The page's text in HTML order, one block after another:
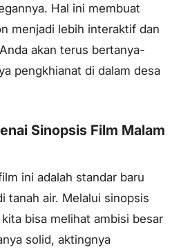
Hal ini membuat
menjadi lebih interaktif dan
akan terus bertanya-
pengkhianat di dalam desa
Sinopsis Film Malam
ini adalah standar baru
tanah air. Melalui sinopsis
bisa melihat ambisi besar
solid, aktingnya